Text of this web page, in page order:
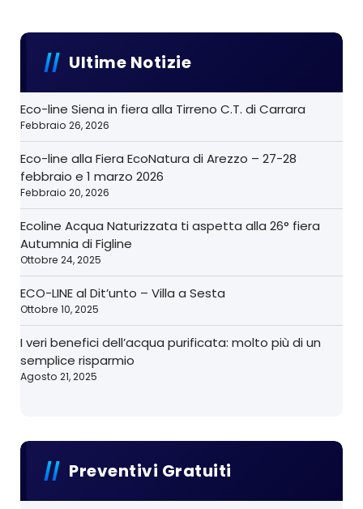
Ultime Notizie
Eco-line Siena in fiera alla Tirreno C.T. di Carrara
Febbraio 26, 2026
Eco-line alla Fiera EcoNatura di Arezzo – 27-28
febbraio e 1 marzo 2026
Febbraio 20, 2026
Ecoline Acqua Naturizzata ti aspetta alla 26° fiera
Autumnia di Figline
Ottobre 24, 2025
ECO-LINE al Dit’unto – Villa a Sesta
Ottobre 10, 2025
I veri benefici dell’acqua purificata: molto più di un
semplice risparmio
Agosto 21, 2025
Preventivi Gratuiti